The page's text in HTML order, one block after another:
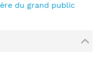
du grand public